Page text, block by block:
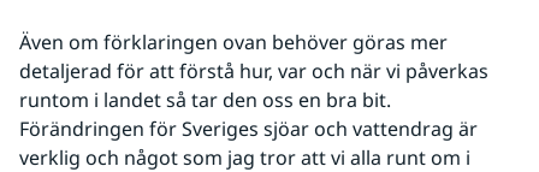
Även om förklaringen ovan behöver göras mer
detaljerad för att förstå hur, var och när vi påverkas
runtom i landet så tar den oss en bra bit.
Förändringen för Sveriges sjöar och vattendrag är
verklig och något som jag tror att vi alla runt om i